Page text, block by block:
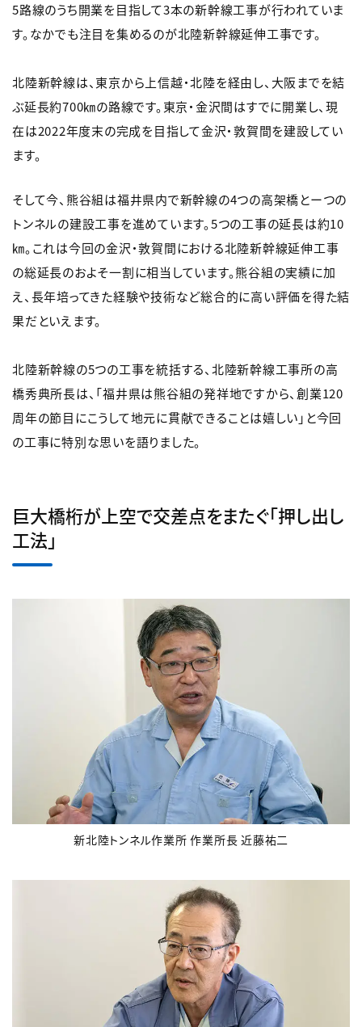
5路線のうち開業を目指して3本の新幹線工事が行われていま
す。なかでも注目を集めるのが北陸新幹線延伸工事です。
北陸新幹線は、東京から上信越・北陸を経由し、大阪までを結
ぶ延長約700㎞の路線です。東京・金沢間はすでに開業し、現
在は2022年度末の完成を目指して金沢・敦賀間を建設してい
ます。
そして今、熊谷組は福井県内で新幹線の4つの高架橋とーつの
トンネルの建設工事を進めています。5つの工事の延長は約10
㎞。これは今回の金沢・敦賀間における北陸新幹線延伸工事
の総延長のおよそ一割に相当しています。熊谷組の実績に加
え、長年培ってきた経験や技術など総合的に高い評価を得た結
果だといえます。
北陸新幹線の5つの工事を統括する、北陸新幹線工事所の高
橋秀典所長は、「福井県は熊谷組の発祥地ですから、創業120
周年の節目にこうして地元に貫献できることは嬉しい」と今回
の工事に特別な思いを語りました。
巨大橋桁が上空で交差点をまたぐ「押し出し
工法」
新北陸トンネル作業所 作業所長 近藤祐二